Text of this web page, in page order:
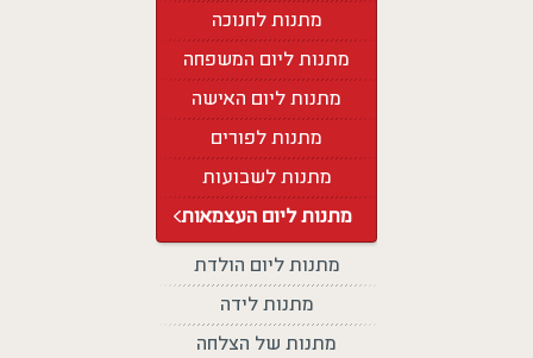
מתנות לחנוכה
מתנות ליום המשפחה
מתנות ליום האישה
מתנות לפורים
מתנות לשבועות
מתנות ליום העצמאות
מתנות ליום הולדת
מתנות לידה
מתנות של הצלחה